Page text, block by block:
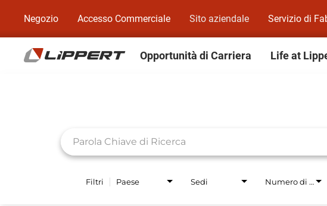
Negozio Accesso Commerciale Sito aziendale Servizio di
Opportunità di Carriera Life at
Filtri Paese Sedi Numero di pianta